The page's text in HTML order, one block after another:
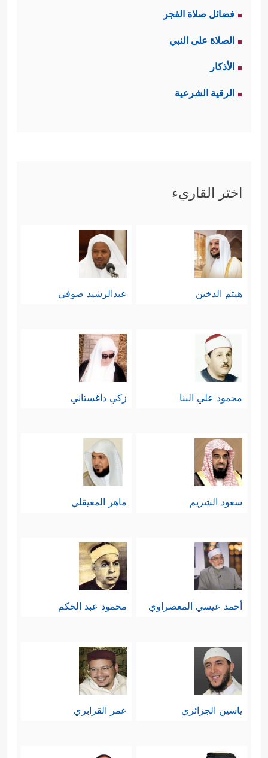
فضائل صلاة الفجر
الصلاة على النبي
الأذكار
الرقية الشرعية
اختر القاريء
هيثم الدخين عبدالرشيد صوفي
محمود علي البنا زكي داغستاني
سعود الشريم ماهر المعيقلي
أحمد عيسي المعصراوي محمود عبد الحكم
ياسين الجزائري عمر القزابري